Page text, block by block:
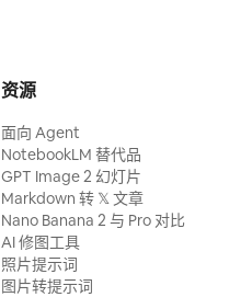
资源
面向 Agent
NotebookLM 替代品
GPT Image 2 幻灯片
Markdown 转 𝕏 文章
Nano Banana 2 与 Pro 对比
AI 修图工具
照片提示词
图片转提示词